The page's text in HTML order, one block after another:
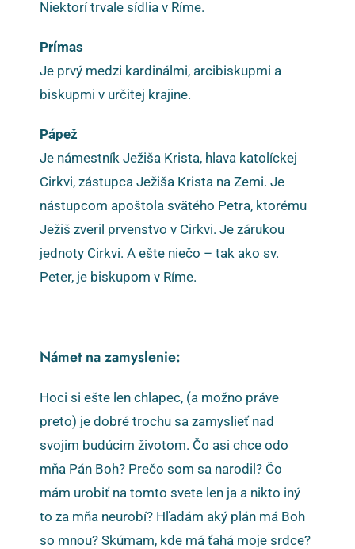
Niektorí trvale sídlia v Ríme.
Prímas
Je prvý medzi kardinálmi, arcibiskupmi a
biskupmi v určitej krajine.
Pápež
Je námestník Ježiša Krista, hlava katolíckej
Cirkvi, zástupca Ježiša Krista na Zemi. Je
nástupcom apoštola svätého Petra, ktorému
Ježiš zveril prvenstvo v Cirkvi. Je zárukou
jednoty Cirkvi. A ešte niečo – tak ako sv.
Peter, je biskupom v Ríme.
Námet na zamyslenie:
Hoci si ešte len chlapec, (a možno práve
preto) je dobré trochu sa zamyslieť nad
svojim budúcim životom. Čo asi chce odo
mňa Pán Boh? Prečo som sa narodil? Čo
mám urobiť na tomto svete len ja a nikto iný
to za mňa neurobí? Hľadám aký plán má Boh
so mnou? Skúmam, kde má ťahá moje srdce?